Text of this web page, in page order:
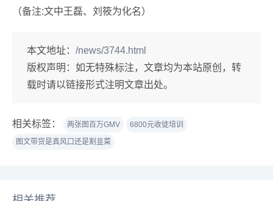
（备注:文中王磊、刘筱为化名）
本文地址： /news/3744.html
版权声明： 如无特殊标注，文章均为本站原创，转
载时请以链接形式注明文章出处。
相关标签： 两张图百万GMV
6800元收徒培训
图文带货是真风口还是割韭菜